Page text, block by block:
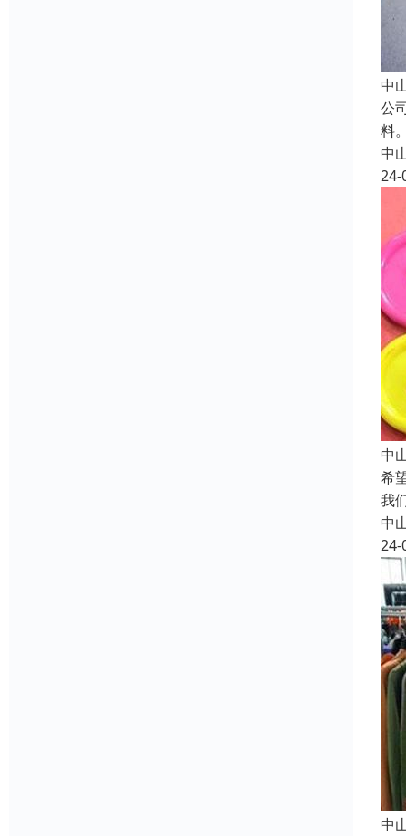
中
公
料
中
24-
中
希
我
中
24-
中